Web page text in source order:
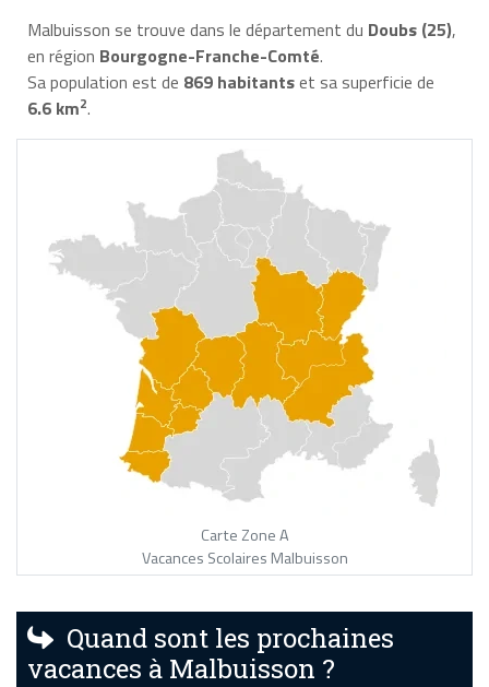
Malbuisson se trouve dans le département du Doubs (25),
en région Bourgogne-Franche-Comté.
Sa population est de 869 habitantset sa superficie de
6.6 km2.
Carte Zone A
Vacances Scolaires Malbuisson
Quand sont les prochaines
vacances à Malbuisson ?